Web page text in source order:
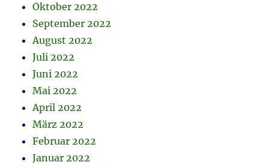
Oktober 2022
September 2022
August 2022
Juli 2022
Juni 2022
Mai 2022
April 2022
März 2022
Februar 2022
Januar 2022